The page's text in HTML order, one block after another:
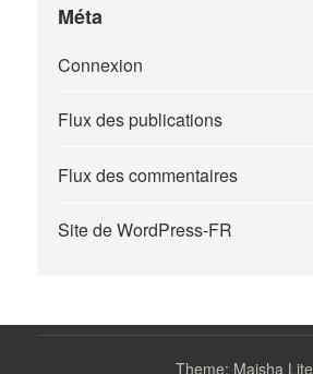
Méta
Connexion
Flux des publications
Flux des commentaires
Site de WordPress-FR
Theme: Maisha Lite